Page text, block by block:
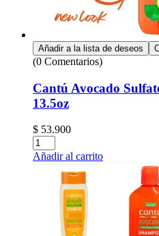
Añadir a la lista de deseos
(0 Comentarios)
Cantú Avocado
13.5oz
$ 53.900
Cantidad:
Añadir al carrito